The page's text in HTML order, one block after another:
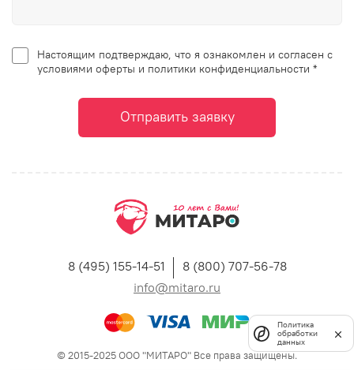
Настоящим подтверждаю, что я ознакомлен и согласен с
условиями оферты и политики конфиденциальности *
Отправить заявку
8 (495) 155-14-51
8 (800) 707-56-78
info@mitaro.ru
© 2015-2025 ООО "МИТАРО" Все права защищены.
Политика
обработки
данных